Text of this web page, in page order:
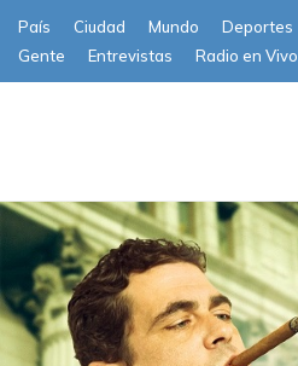
País Ciudad Mundo Deportes
Gente
Entrevistas Radio en Vivo